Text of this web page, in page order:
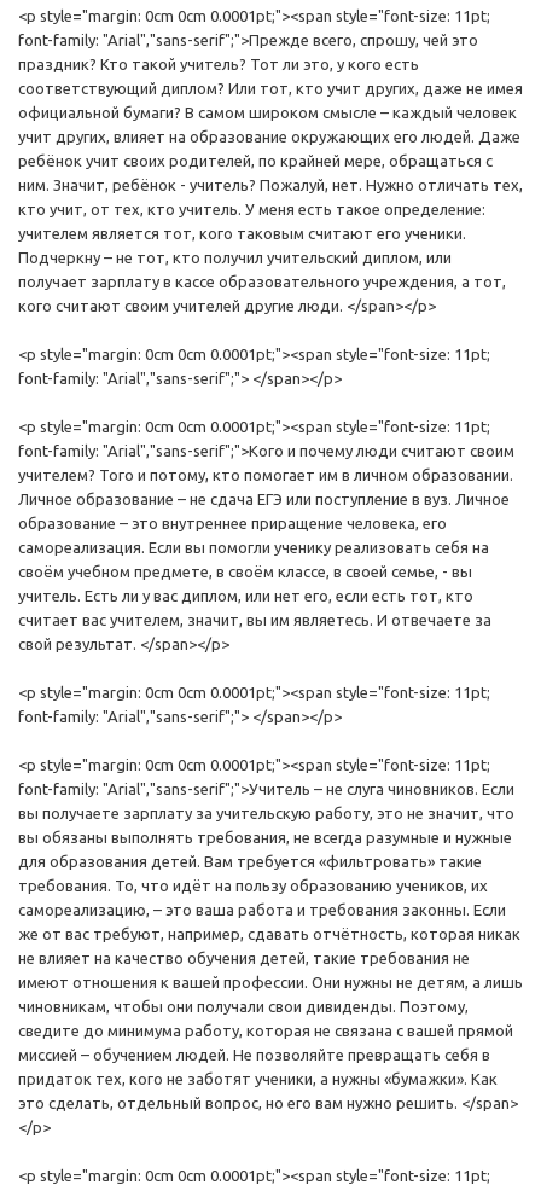
<p style="margin: 0cm 0cm 0.0001pt;"><span style="font-size: 11pt;
font-family: "Arial","sans-serif";">Прежде всего, спрошу, чей это
праздник? Кто такой учитель? Тот ли это, у кого есть
соответствующий диплом? Или тот, кто учит других, даже не имея
официальной бумаги? В самом широком смысле – каждый человек
учит других, влияет на образование окружающих его людей. Даже
ребёнок учит своих родителей, по крайней мере, обращаться с
ним. Значит, ребёнок - учитель? Пожалуй, нет. Нужно отличать тех,
кто учит, от тех, кто учитель. У меня есть такое определение:
учителем является тот, кого таковым считают его ученики.
Подчеркну – не тот, кто получил учительский диплом, или
получает зарплату в кассе образовательного учреждения, а тот,
кого считают своим учителей другие люди. </span></p>
<p style="margin: 0cm 0cm 0.0001pt;"><span style="font-size: 11pt;
font-family: "Arial","sans-serif";"> </span></p>
<p style="margin: 0cm 0cm 0.0001pt;"><span style="font-size: 11pt;
font-family: "Arial","sans-serif";">Кого и почему люди считают своим
учителем? Того и потому, кто помогает им в личном образовании.
Личное образование – не сдача ЕГЭ или поступление в вуз. Личное
образование – это внутреннее приращение человека, его
самореализация. Если вы помогли ученику реализовать себя на
своём учебном предмете, в своём классе, в своей семье, - вы
учитель. Есть ли у вас диплом, или нет его, если есть тот, кто
считает вас учителем, значит, вы им являетесь. И отвечаете за
свой результат. </span></p>
<p style="margin: 0cm 0cm 0.0001pt;"><span style="font-size: 11pt;
font-family: "Arial","sans-serif";"> </span></p>
<p style="margin: 0cm 0cm 0.0001pt;"><span style="font-size: 11pt;
font-family: "Arial","sans-serif";">Учитель – не слуга чиновников. Если
вы получаете зарплату за учительскую работу, это не значит, что
вы обязаны выполнять требования, не всегда разумные и нужные
для образования детей. Вам требуется «фильтровать» такие
требования. То, что идёт на пользу образованию учеников, их
самореализацию, – это ваша работа и требования законны. Если
же от вас требуют, например, сдавать отчётность, которая никак
не влияет на качество обучения детей, такие требования не
имеют отношения к вашей профессии. Они нужны не детям, а лишь
чиновникам, чтобы они получали свои дивиденды. Поэтому,
сведите до минимума работу, которая не связана с вашей прямой
миссией – обучением людей. Не позволяйте превращать себя в
придаток тех, кого не заботят ученики, а нужны «бумажки». Как
это сделать, отдельный вопрос, но его вам нужно решить. </span>
</p>
<p style="margin: 0cm 0cm 0.0001pt;"><span style="font-size: 11pt;